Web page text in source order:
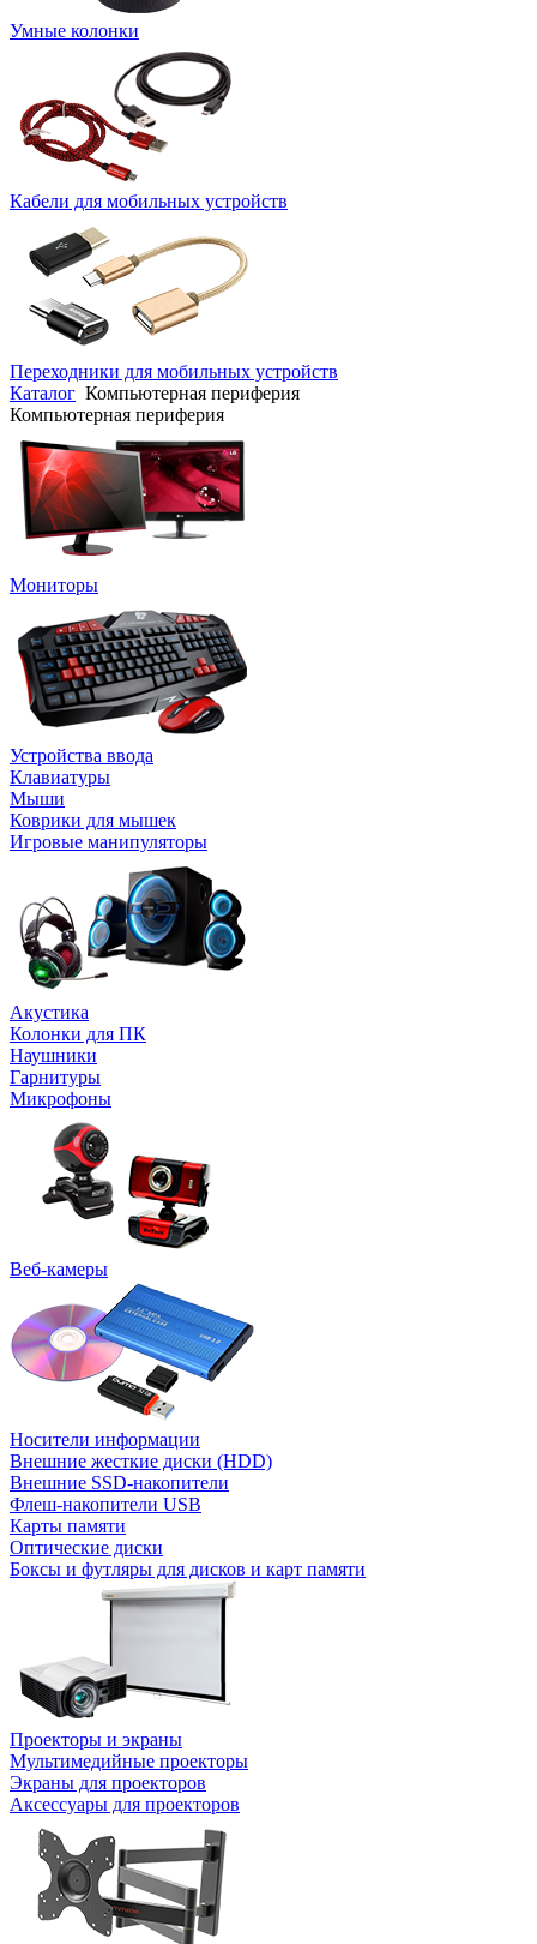
Умные колонки
Кабели для мобильных устройств
Переходники для мобильных устройств
Каталог Компьютерная периферия
Компьютерная периферия
Мониторы
Устройства ввода
Клавиатуры
Мыши
Коврики для мышек
Игровые манипуляторы
Акустика
Колонки для ПК
Наушники
Гарнитуры
Микрофоны
Веб-камеры
Носители информации
Внешние жесткие диски (HDD)
Внешние SSD-накопители
Флеш-накопители USB
Карты памяти
Оптические диски
Боксы и футляры для дисков и карт памяти
Проекторы и экраны
Мультимедийные проекторы
Экраны для проекторов
Аксессуары для проекторов